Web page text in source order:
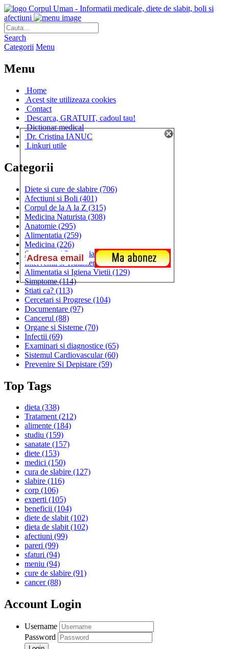
Corpul Uman - Informatii medicale, diete de slabit, boli si
afectiuni
Search
Categorii Menu
Menu
Home
Acest site utilizeaza cookies
Contact
Descarca, GRATUIT, cadoul tau!
Dictionar medical
Dr. Cristina IANUC
Linkuri utile
Categorii
Diete si cure de slabire (706)
Afectiuni si Boli (401)
Corpul de la A la Z (315)
Medicina Naturista (308)
Anatomie (295)
Alimentatia (259)
Medicina (226)
Sanatatea si Preventia(170)
Interventii si Tratamente(167)
Alimentatia si Igiena Vietii (129)
Simptome(114)
Stiati ca? (113)
Cercetari si Progrese (104)
Documentare (97)
Cancerul (88)
Organe si Sisteme (70)
Infectii (69)
Examinari si diagnostice (65)
Sistemul Cardiovascular(60)
Prevenire Si Depistare (59)
Top Tags
dieta (338)
Tratament(212)
alimente (184)
studiu (159)
sanatate (157)
diete (153)
medici (150)
cura de slabire (127)
slabire (116)
corp (106)
experti (105)
beneficii (104)
diete de slabit(102)
dieta de slabit(102)
afectiuni (99)
pareri (99)
sfaturi (94)
meniu (94)
cure de slabire (91)
cancer(88)
Account Login
Username
Password